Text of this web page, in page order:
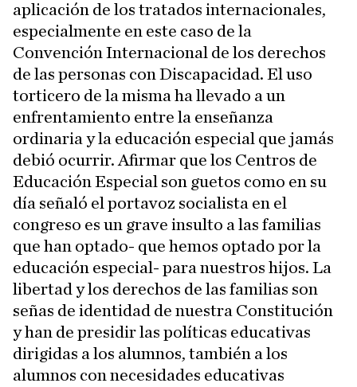
aplicación de los tratados internacionales,
especialmente en este caso de la
Convención Internacional de los derechos
de las personas con Discapacidad. El uso
torticero de la misma ha llevado a un
enfrentamiento entre la enseñanza
ordinaria y la educación especial que jamás
debió ocurrir. Afirmar que los Centros de
Educación Especial son guetos como en su
día señaló el portavoz socialista en el
congreso es un grave insulto a las familias
que han optado- que hemos optado por la
educación especial- para nuestros hijos. La
libertad y los derechos de las familias son
señas de identidad de nuestra Constitución
y han de presidir las políticas educativas
dirigidas a los alumnos, también a los
alumnos con necesidades educativas